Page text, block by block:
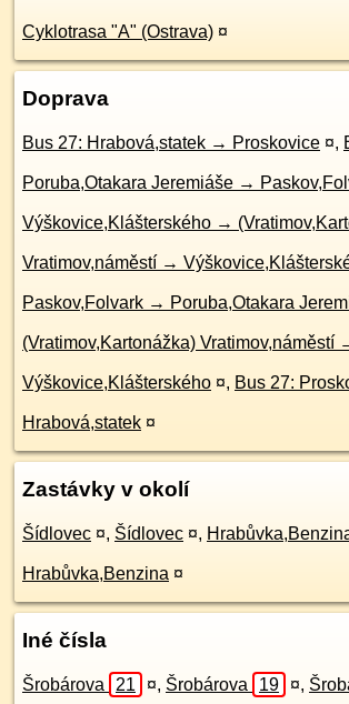
Cyklotrasa "A" (Ostrava) ¤
Doprava
Bus 27: Hrabová,statek → Proskovice ¤,
Poruba,Otakara Jeremiáše →
Výškovice,Klášterského →
Vratimov,náměstí →
Paskov,Folvark → Poruba,Otakara
(Vratimov,Kartonážka) Vratimov,náměstí
Výškovice,Klášterského ¤, Bus 27:
Hrabová,statek ¤
Zastávky v okolí
Šídlovec ¤, Šídlovec ¤,
Hrabůvka,Benzina ¤
Iné čísla
Šrobárova 21 ¤, Šrobárova 19 ¤,